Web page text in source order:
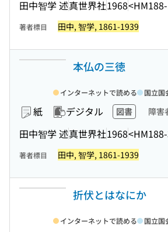
田中智学 述真世界社1968
著者標目 田中, 智学, 1861-1939
本仏の三徳
紙 デジタル 図書 障害
田中智学 述真世界社1968
インターネットで読める 国立国
著者標目 田中, 智学, 1861-1939
折伏とはなにか
インターネットで読める 国立国